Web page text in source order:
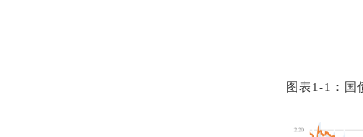
图表1‑1：